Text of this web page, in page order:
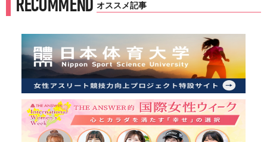
RECOMMEND オススメ記事